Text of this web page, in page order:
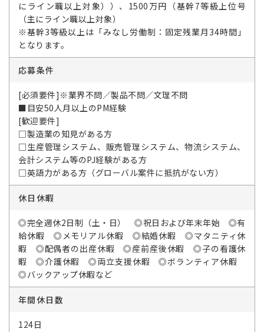
にライン職以上対象））、1500万円（基幹7等級上位号
（主にライン職以上対象）
※基幹3等級以上は「みなし労働制：固定残業月34時間」
となります。
応募条件
[必須要件]※業界不問／製品不問／文理不問
■目安50人月以上のPM経験
[歓迎要件]
□製造業の知見がある方
□生産管理システム、販売管理システム、物流システム、
会計システム等のPJ経験がある方
□英語力がある方（グローバル案件に抵抗がない方）
休日休暇
◎完全週休2日制（土・日） ◎祝日および年末年始 ◎有
給休暇 ◎メモリアル休暇 ◎結婚休暇 ◎マタニティ休
暇 ◎配偶者の出産休暇 ◎産前産後休暇 ◎子の看護休
暇 ◎介護休暇 ◎両立支援休暇 ◎ボランティア休暇
◎バックアップ休暇など
年間休日数
124日